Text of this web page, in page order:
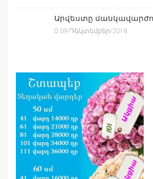
Արվեստը
09/Դեկտեմբեր/2018